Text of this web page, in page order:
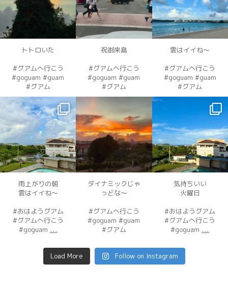
トトロいた
#グアムへ行こう
#goguam #guam
#グアム
12月 4
祝御来島
#グアムへ行こう
#goguam #guam
#グアム
12月 4
雲はイイね〜
#グアムへ行こう
#goguam #guam
#グアム
dahawaii
12月 3
雨上がりの朝
雲はイイね〜
#おはようグアム
#グアムへ行こう
#goguam ...
dahawaii
12月 3
ダイナミックじゃ
っどな〜
#グアムへ行こう
#goguam #guam
#グアム
12月 2
気持ちいい
火曜日
#おはようグアム
#グアムへ行こう
#goguam ...
Load More Follow on Instagram